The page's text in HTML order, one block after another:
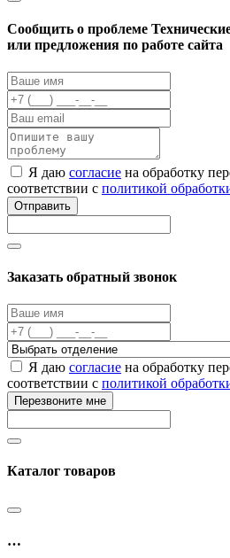
Cообщить о проблеме
или предложения по работе сайта
Я даю согласие на обработку
соответствии с политикой
Отправить
Заказать обратный звонок
Я даю согласие на обработку
соответствии с политикой
Перезвоните мне
Каталог товаров
…